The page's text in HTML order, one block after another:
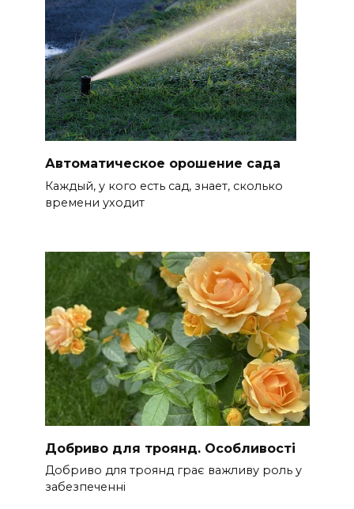
Автоматическое орошение сада
Каждый, у кого есть сад, знает, сколько
времени уходит
Добриво для троянд. Особливості
Добриво для троянд грає важливу роль у
забезпеченні